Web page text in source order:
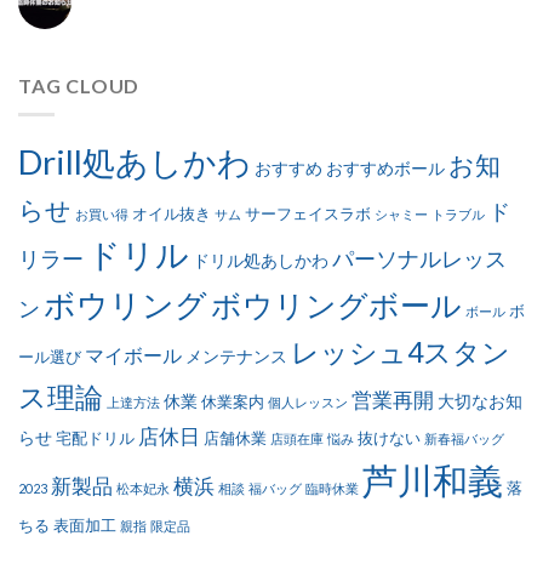
TAG CLOUD
Drill処あしかわ おすすめ おすすめボール お知
らせ お買い得 オイル抜き サム サーフェイスラボ シャミー トラブル
ド
リラー ドリル ドリル処あしかわ パーソナルレッス
ン ボウリングボウリングボール ボール ボ
ール選び マイボール メンテナンス レッシュ4スタン
ス理論
上達方法 休業 休業案内 個人レッスン 営業再開 大切なお知
らせ 宅配ドリル 店休日 店舗休業 店頭在庫 悩み 抜けない 新春福バッグ
2023 新製品 松本妃永 横浜 相談 福バッグ 臨時休業 芦川和義 落
ちる 表面加工 親指 限定品